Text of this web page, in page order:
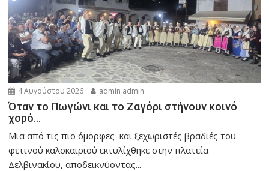
4 Αυγούστου 2026 admin admin
Όταν το Πωγώνι και το Ζαγόρι στήνουν κοινό
χορό…
Μια από τις πιο όμορφες και ξεχωριστές βραδιές του
φετινού καλοκαιριού εκτυλίχθηκε στην πλατεία
Δελβινακίου, αποδεικνύοντας...